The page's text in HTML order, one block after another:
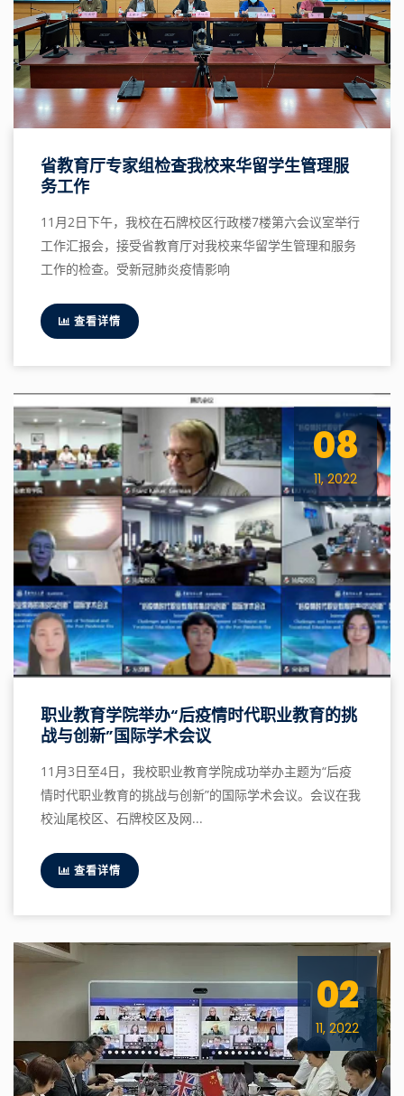
省教育厅专家组检查我校来华留学生管理服
务工作
11月2日下午，我校在石牌校区行政楼7楼第六会议室举行
工作汇报会，接受省教育厅对我校来华留学生管理和服务
工作的检查。受新冠肺炎疫情影响
查看详情
08
11, 2022
职业教育学院举办“后疫情时代职业教育的挑
战与创新”国际学术会议
11月3日至4日，我校职业教育学院成功举办主题为“后疫
情时代职业教育的挑战与创新”的国际学术会议。会议在我
校汕尾校区、石牌校区及网...
查看详情
02
11, 2022